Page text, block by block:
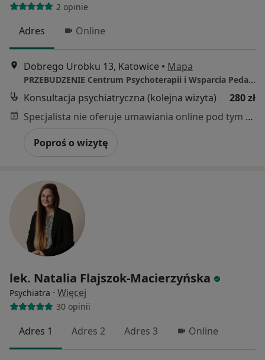
2 opinie
Adres Online
Dobrego Urobku 13, Katowice • Mapa
PRZEBUDZENIE Centrum Psychoterapii i Wsparcia Pedagogicznego
Konsultacja psychiatryczna (kolejna wizyta)
280 zł
Specjalista nie oferuje umawiania online pod tym adresem.
Poproś o wizytę
lek. Natalia Flajszok-Macierzyńska
Psychiatra · Więcej
30 opinii
Adres 1 Adres 2 Adres 3 Online